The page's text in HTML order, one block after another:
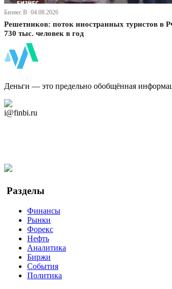
Бизнес В· 04.08.2026
Решетников: поток иностранных туристов в
730 тыс. человек в год
Деньги — это предельно обобщённая
i@finbi.ru
Разделы
Финансы
Рынки
Форекс
Нефть
Аналитика
Биржи
События
Политика